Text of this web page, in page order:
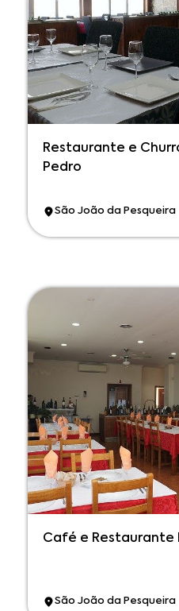
Restaurante e
Pedro
São João da Pesqueira
Café e Restaurante
São João da Pesqueira